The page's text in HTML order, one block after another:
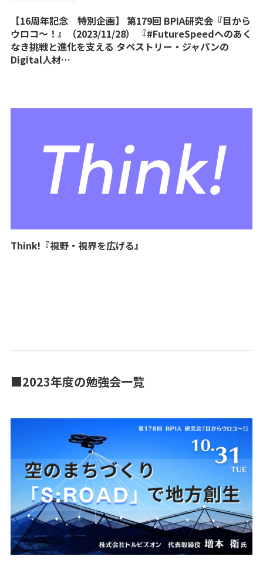
【16周年記念 特別企画】 第179回 BPIA研究会『目から
ウロコ〜！』（2023/11/28） 『#FutureSpeedへのあく
なき挑戦と進化を支える タペストリー・ジャパンの
Digital人材…
Think!『視野・視界を広げる』
■2023年度の勉強会一覧